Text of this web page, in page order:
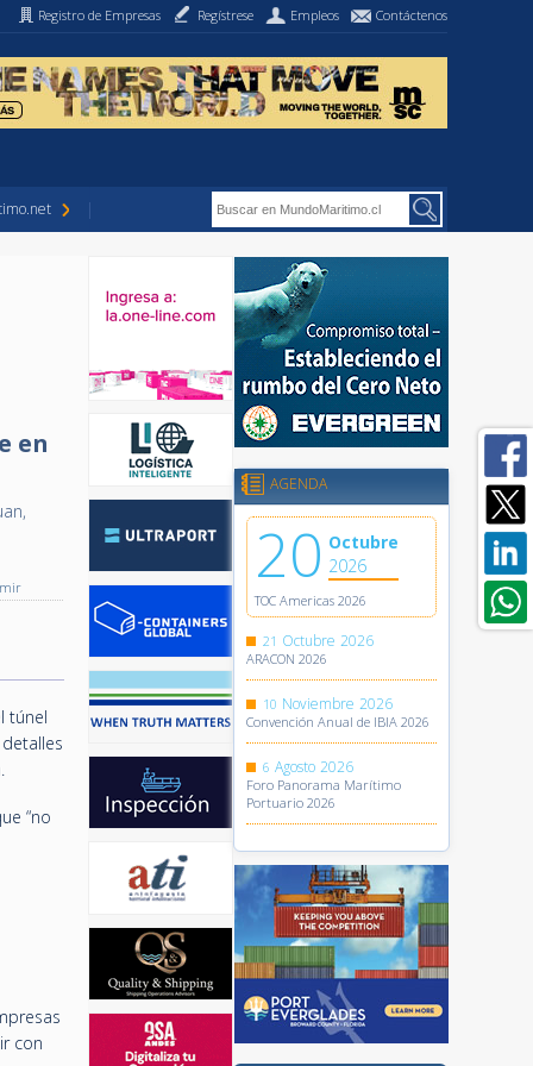
Registro de Empresas Regístrese Empleos Contáctenos
en
túnel
“no
con
AGENDA
20 Octubre
2026
TOC Americas 2026
21 Octubre 2026
ARACON 2026
10 Noviembre 2026
Convención Anual de IBIA 2026
6 Agosto 2026
Foro Panorama Marítimo
Portuario 2026